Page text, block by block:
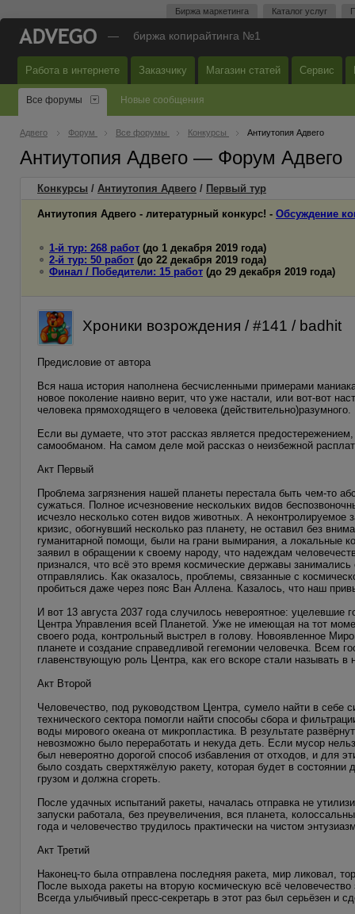
Биржа маркетинга Каталог услуг
— биржа копирайтинга №1
Работа в интернете Заказчику Магазин статей Сервис
Все форумы Новые сообщения
Адвего Форум Все форумы Конкурсы Антиутопия Адвего
Антиутопия Адвего — Форум Адвего
Конкурсы / Антиутопия Адвего / Первый тур
Антиутопия Адвего - литературный конкурс! - Обсуждение
1-й тур: 268 работ (до 1 декабря 2019 года)
2-й тур: 50 работ (до 22 декабря 2019 года)
Финал / Победители: 15 работ (до 29 декабря 2019 года)
Хроники возрождения / #141 / badhit
Предисловие от автора
Вся наша история наполнена бесчисленными примерами
новое поколение наивно верит, что уже настали, или вот-вот
человека прямоходящего в человека (действительно)разумного.
Если вы думаете, что этот рассказ является
самообманом. На самом деле мой рассказ о неизбежной
Акт Первый
Проблема загрязнения нашей планеты перестала быть чем-то
сужаться. Полное исчезновение нескольких видов
исчезло несколько сотен видов животных. А неконтролируемое
кризис, обогнувший несколько раз планету, не оставил без
гуманитарной помощи, были на грани вымирания, а локальные
заявил в обращении к своему народу, что надеждам
признался, что всё это время космические державы
отправлялись. Как оказалось, проблемы, связанные с
пробиться даже через пояс Ван Аллена. Казалось, что наш
И вот 13 августа 2037 года случилось невероятное:
Центра Управления всей Планетой. Уже не имеющая на тот
своего рода, контрольный выстрел в голову. Новоявленное
планете и создание справедливой гегемонии человечка. Всем
главенствующую роль Центра, как его вскоре стали называть в
Акт Второй
Человечество, под руководством Центра, сумело найти в
технического сектора помогли найти способы сбора и
воды мирового океана от микропластика. В результате
невозможно было переработать и некуда деть. Если мусор
был невероятно дорогой способ избавления от отходов, и для
было создать сверхтяжёлую ракету, которая будет в
грузом и должна сгореть.
После удачных испытаний ракеты, началась отправка не
запуски работала, без преувеличения, вся планета,
года и человечество трудилось практически на чистом
Акт Третий
Наконец-то была отправлена последняя ракета, мир ликовал,
После выхода ракеты на вторую космическую всё
Всегда улыбчивый пресс-секретарь в этот раз был серьёзен и